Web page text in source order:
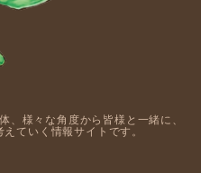
様々な角度から皆様と一緒に、
ていく情報サイトです。